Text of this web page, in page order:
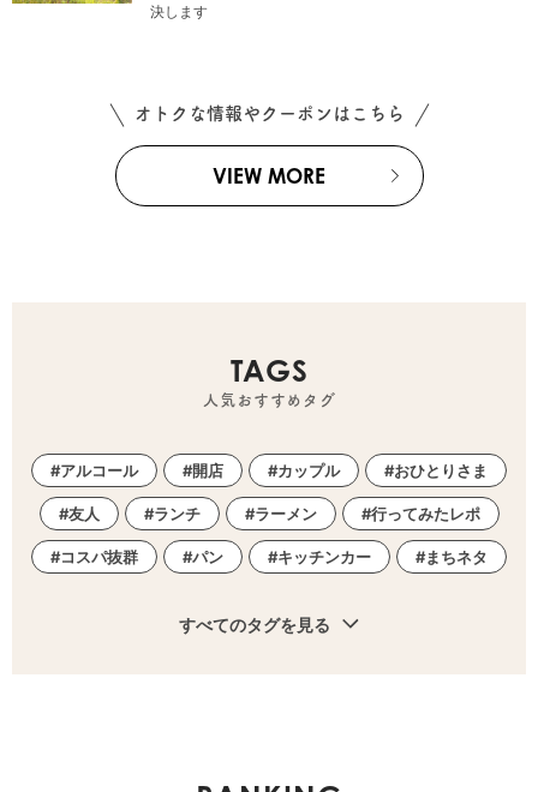
決します
オトクな情報やクーポンはこちら
VIEW MORE
TAGS
人気おすすめタグ
アルコール 開店 カップル おひとりさま
友人 ランチ ラーメン 行ってみたレポ
コスパ抜群 パン キッチンカー まちネタ
すべてのタグを見る